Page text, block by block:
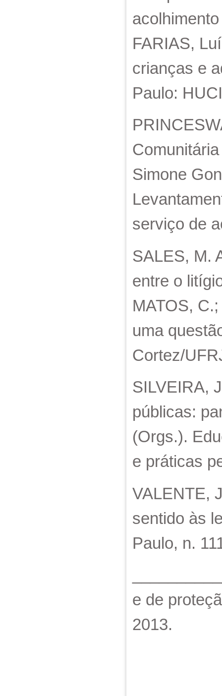
FARIAS,
crianças e
Paulo:
Simone
serviço de
SALES, M.
entre o
MATOS,
uma
Cortez/
SILVEIRA,
públicas:
(Orgs.).
e práticas
VALENTE,
sentido às
Paulo, n.
e de
2013.